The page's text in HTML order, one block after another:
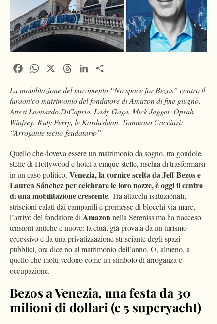
FacebookWhatsApp ThreadsLinkedIn
La mobilitazione del movimento “No space for Bezos” contro il
faraonico matrimonio del fondatore di Amazon di fine giugno.
Attesi Leonardo DiCaprio, Lady Gaga, Mick Jagger, Oprah
Winfrey, Katy Perry, le Kardashian. Tommaso Cacciari:
“Arrogante tecno-feudatario”
Quello che doveva essere un matrimonio da sogno, tra gondole,
stelle di Hollywood e hotel a cinque stelle, rischia di trasformarsi
in un caso politico. Venezia, la cornice scelta da Jeff Bezos e
Lauren Sánchez per celebrare le loro nozze, è oggi il centro
di una mobilitazione crescente. Tra attacchi istituzionali,
striscioni calati dai campanili e promesse di blocchi via mare,
l’arrivo del fondatore diAmazonnella Serenissima ha riacceso
tensioni antiche e nuove: la città, già provata da un turismo
eccessivo e da una privatizzazione strisciante degli spazi
pubblici, ora dice no al matrimonio dell’anno. O, almeno, a
quello che molti vedono come un simbolo di arroganza e
occupazione.
Bezos a Venezia, una festa da 30
milioni di dollari (e 5 superyacht)